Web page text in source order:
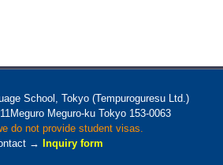
School, Tokyo (Tempuroguresu Ltd.)
Meguro-ku Tokyo 153-0063
do not provide student visas.
→
Inquiry form